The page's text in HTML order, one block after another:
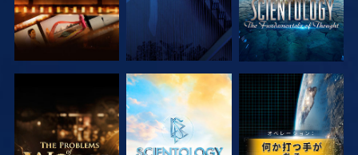
シリーズを探求 シリーズを探求 観る